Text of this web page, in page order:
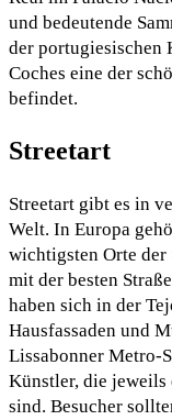
und bedeutende
der portugiesischen
Coches eine der
befindet.
Streetart
Streetart gibt es in
Welt. In Europa
wichtigsten Orte der
mit der besten
haben sich in der
Hausfassaden und
Lissabonner Metro-
Künstler, die
sind. Besucher